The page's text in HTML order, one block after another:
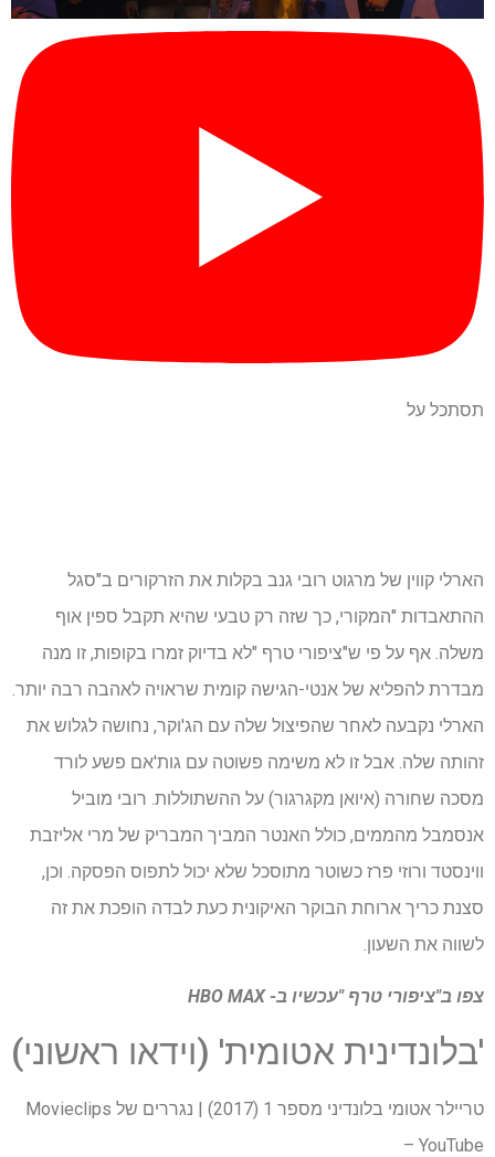
תסתכל על
הארלי קווין של מרגוט רובי גנב בקלות את הזרקורים ב"סגל
ההתאבדות "המקורי, כך שזה רק טבעי שהיא תקבל ספין אוף
משלה. אף על פי ש"ציפורי טרף "לא בדיוק זמרו בקופות, זו מנה
מבדרת להפליא של אנטי-הגישה קומית שראויה לאהבה רבה יותר.
הארלי נקבעה לאחר שהפיצול שלה עם הג'וקר, נחושה לגלוש את
זהותה שלה. אבל זו לא משימה פשוטה עם גות'אם פשע לורד
מסכה שחורה (איואן מקגרגור) על ההשתוללות. רובי מוביל
אנסמבל מהממים, כולל האנטר המביך המבריק של מרי אליזבת
ווינסטד ורוזי פרז כשוטר מתוסכל שלא יכול לתפוס הפסקה. וכן,
סצנת כריך ארוחת הבוקר האיקונית כעת לבדה הופכת את זה
לשווה את השעון.
צפו ב"ציפורי טרף "עכשיו ב- HBO MAX
'בלונדינית אטומית' (וידאו ראשוני)
טריילר אטומי בלונדיני מספר 1 (2017) | נגררים של Movieclips
– YouTube